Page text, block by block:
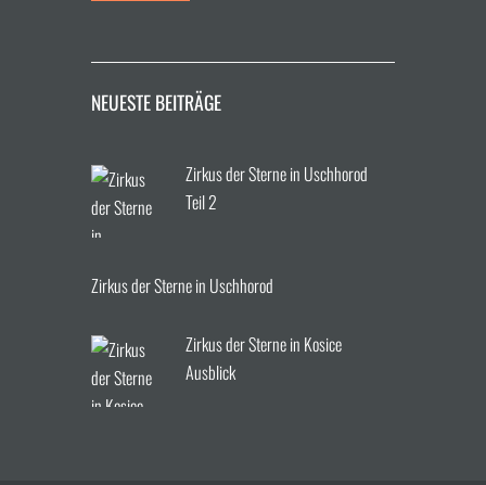
NEUESTE BEITRÄGE
Zirkus der Sterne in Uschhorod
Teil 2
Zirkus der Sterne in Uschhorod
Zirkus der Sterne in Kosice
Ausblick